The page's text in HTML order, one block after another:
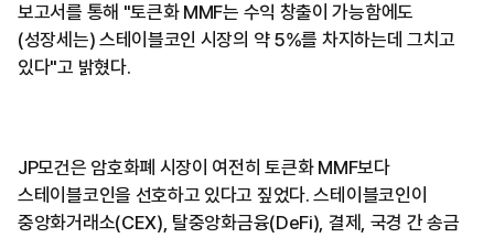
보고서를 통해 "토큰화 MMF는 수익 창출이 가능함에도
(성장세는) 스테이블코인 시장의 약 5%를 차지하는데 그치고
있다"고 밝혔다.
JP모건은 암호화폐 시장이 여전히 토큰화 MMF보다
스테이블코인을 선호하고 있다고 짚었다. 스테이블코인이
중앙화거래소(CEX), 탈중앙화금융(DeFi), 결제, 국경 간 송금